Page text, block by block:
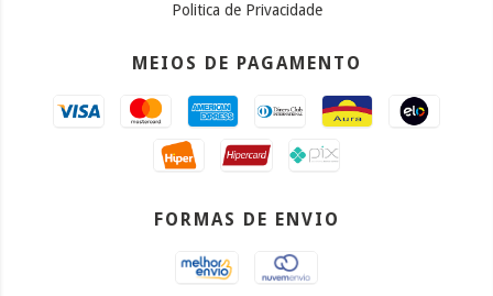
Politica de Privacidade
MEIOS DE PAGAMENTO
FORMAS DE ENVIO